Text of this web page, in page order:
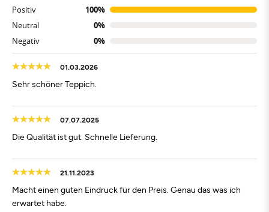
Positiv
100%
Neutral
0%
Negativ
0%
01.03.2026
Sehr schöner Teppich.
07.07.2025
Die Qualität ist gut. Schnelle Lieferung.
21.11.2023
Macht einen guten Eindruck für den Preis. Genau das was ich
erwartet habe.